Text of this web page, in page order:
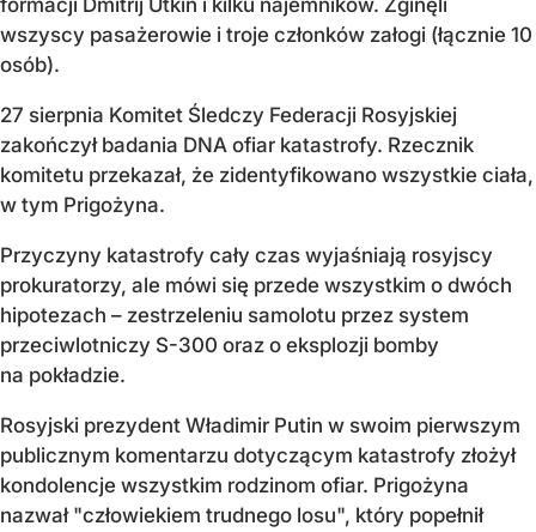
formacji Dmitrij Utkin i kilku najemników. Zginęli
wszyscy pasażerowie i troje członków załogi (łącznie 10
osób).
27 sierpnia Komitet Śledczy Federacji Rosyjskiej
zakończył badania DNA ofiar katastrofy. Rzecznik
komitetu przekazał, że zidentyfikowano wszystkie ciała,
w tym Prigożyna.
Przyczyny katastrofy cały czas wyjaśniają rosyjscy
prokuratorzy, ale mówi się przede wszystkim o dwóch
hipotezach – zestrzeleniu samolotu przez system
przeciwlotniczy S-300 oraz o eksplozji bomby
na pokładzie.
Rosyjski prezydent Władimir Putin w swoim pierwszym
publicznym komentarzu dotyczącym katastrofy złożył
kondolencje wszystkim rodzinom ofiar. Prigożyna
nazwał "człowiekiem trudnego losu", który popełnił